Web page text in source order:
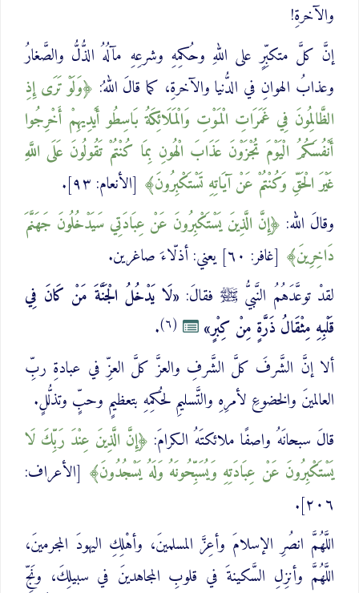
والآخرةِ!
إنَّ كلَّ متكبِّرٍ على اللهِ وحُكمِهِ وشرعِهِ مآلُهُ الذُّلُّ والصَّغارُ
وعذابُ الهوانِ في الدُّنيا والآخرةِ، كما قالَ اللهُ:
وَلَوْ تَرَى إِذِ
الظَّالِمُونَ فِي غَمَرَاتِ الْمَوْتِ وَالْمَلَائِكَةُ بَاسِطُو أَيْدِيهِمْ أَخْرِجُوا
أَنْفُسَكُمُ الْيَوْمَ تُجْزَوْنَ عَذَابَ الْهُونِ بِمَا كُنْتُمْ تَقُولُونَ عَلَى اللَّهِ
غَيْرَ الْحَقِّ وَكُنْتُمْ عَنْ آيَاتِهِ ‌تَسْتَكْبِرُونَ
[الأنعام: ٩٣].
وقالَ الله:
إِنَّ الَّذِينَ ‌يَسْتَكْبِرُونَ عَنْ عِبَادَتِي سَيَدْخُلُونَ جَهَنَّمَ
دَاخِرِينَ
[غافر: ٦٠] يعني: أذلّاءَ صاغرين.
لقدْ توعَّدَهُمُ النَّبيُّ ﷺ فقالَ: «لَا يَدْخُلُ الْجَنَّةَ مَنْ كَانَ فِي
قَلْبِهِ مِثْقَالُ ذَرَّةٍ مِنْ كِبْرٍ»
(٦)
.
ألا إنَّ الشَّرفَ كلَّ الشَّرفِ والعزَّ كلَّ العزِّ في عبادةِ ربِّ
العالمينَ والخضوعِ لأمرِهِ والتَّسليمِ لحُكمِهِ بتعظيمٍ وحبٍّ وتذلُّلٍ.
قالَ سبحانَهُ واصفًا ملائكتَهُ الكرامَ:
إِنَّ الَّذِينَ عِنْدَ رَبِّكَ لَا
‌يَسْتَكْبِرُونَ عَنْ عِبَادَتِهِ وَيُسَبِّحُونَهُ وَلَهُ يَسْجُدُونَ
[الأعراف:
٢٠٦].
اللَّهُمَّ انصُرِ الإسلامَ وأعِزَّ المسلمينَ، وأهْلِكِ اليهودَ المجرمينَ،
اللَّهُمَّ وأنزِلِ السَّكينةَ في قلوبِ المجاهدينَ في سبيلِكَ، ونَجِّ